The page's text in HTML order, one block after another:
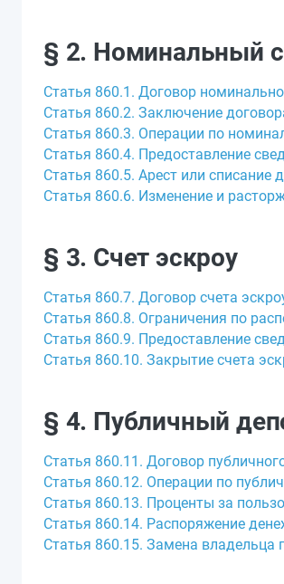
§ 2. Номинальный
Статья 860.1. Договор
Статья 860.2. Заключение
Статья 860.3. Операции по
Статья 860.4. Предоставление
Статья 860.5. Арест или
Статья 860.6. Изменение и
§ 3. Счет эскроу
Статья 860.7. Договор счета
Статья 860.8. Ограничения по
Статья 860.9. Предоставление
Статья 860.10. Закрытие счета
§ 4. Публичный
Статья 860.11. Договор
Статья 860.12. Операции по
Статья 860.13. Проценты за
Статья 860.14. Распоряжение
Статья 860.15. Замена владельца